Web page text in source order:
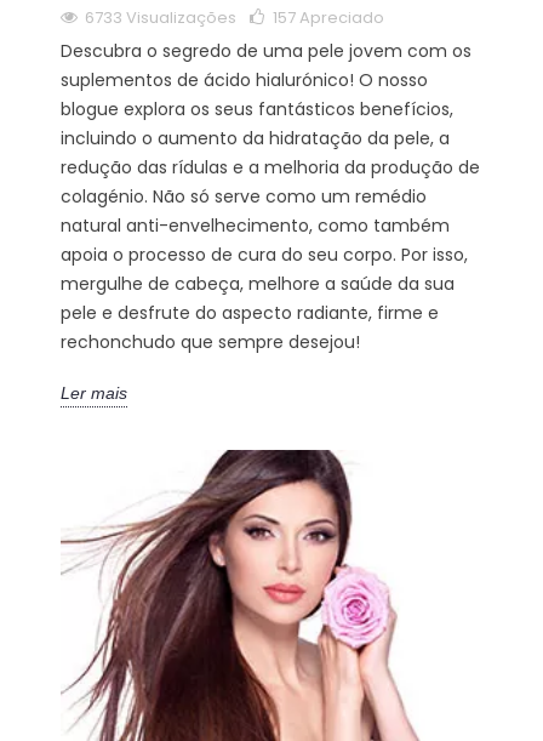
6733 Visualizações 157Apreciado
Descubra o segredo de uma pele jovem com os
suplementos de ácido hialurónico! O nosso
blogue explora os seus fantásticos benefícios,
incluindo o aumento da hidratação da pele, a
redução das rídulas e a melhoria da produção de
colagénio. Não só serve como um remédio
natural anti-envelhecimento, como também
apoia o processo de cura do seu corpo. Por isso,
mergulhe de cabeça, melhore a saúde da sua
pele e desfrute do aspecto radiante, firme e
rechonchudo que sempre desejou!
Ler mais